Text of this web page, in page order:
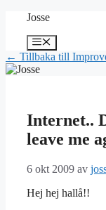
Hoppa
innehåll
Josse
Meny
← Tillbaka till
Internet..
leave me
6 okt 2009 av
Hej hej hallå!!